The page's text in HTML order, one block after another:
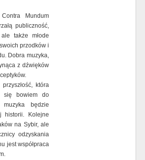
Mundum
publiczność,
także młode
przodków i
Dobra muzyka,
z dźwięków
która
się bowiem do
będzie
historii. Kolejne
na Sybir, ale
odzyskania
jest współpraca